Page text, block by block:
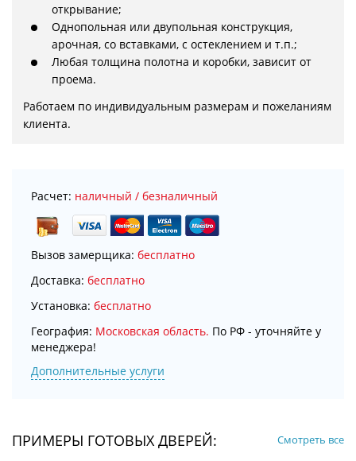
открывание;
Однопольная или двупольная конструкция,
арочная, со вставками, с остеклением и т.п.;
Любая толщина полотна и коробки, зависит от
проема.
Работаем по индивидуальным размерам и пожеланиям
клиента.
Расчет: наличный / безналичный
Вызов замерщика: бесплатно
Доставка: бесплатно
Установка: бесплатно
География: Московская область. По РФ - уточняйте у
менеджера!
Дополнительные услуги
ПРИМЕРЫ ГОТОВЫХ ДВЕРЕЙ: Смотреть все